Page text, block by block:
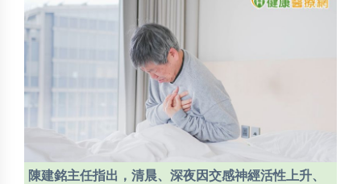
陳建銘主任指出，清晨、深夜因交感神經活性上升、